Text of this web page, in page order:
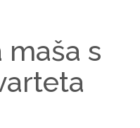
maša s